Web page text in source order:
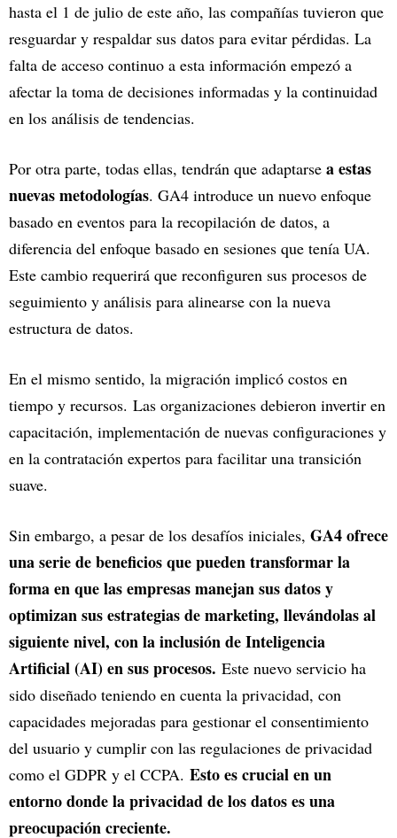
hasta el 1 de julio de este año, las compañías tuvieron que
resguardar y respaldar sus datos para evitar pérdidas. La
falta de acceso continuo a esta información empezó a
afectar la toma de decisiones informadas y la continuidad
en los análisis de tendencias.
Por otra parte, todas ellas, tendrán que adaptarse a estas
nuevas metodologías. GA4 introduce un nuevo enfoque
basado en eventos para la recopilación de datos, a
diferencia del enfoque basado en sesiones que tenía UA.
Este cambio requerirá que reconfiguren sus procesos de
seguimiento y análisis para alinearse con la nueva
estructura de datos.
En el mismo sentido, la migración implicó costos en
tiempo y recursos. Las organizaciones debieron invertir en
capacitación, implementación de nuevas configuraciones y
en la contratación expertos para facilitar una transición
suave.
Sin embargo, a pesar de los desafíos iniciales, GA4 ofrece
una serie de beneficios que pueden transformar la
forma en que las empresas manejan sus datos y
optimizan sus estrategias de marketing, llevándolas al
siguiente nivel, con la inclusión de Inteligencia
Artificial (AI) en sus procesos. Este nuevo servicio ha
sido diseñado teniendo en cuenta la privacidad, con
capacidades mejoradas para gestionar el consentimiento
del usuario y cumplir con las regulaciones de privacidad
como el GDPR y el CCPA. Esto es crucial en un
entorno donde la privacidad de los datos es una
preocupación creciente.